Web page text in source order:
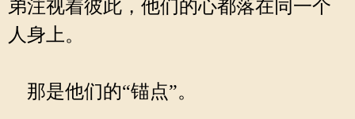
弟注视着彼此，他们的心都落在同一个
人身上。
那是他们的“锚点”。